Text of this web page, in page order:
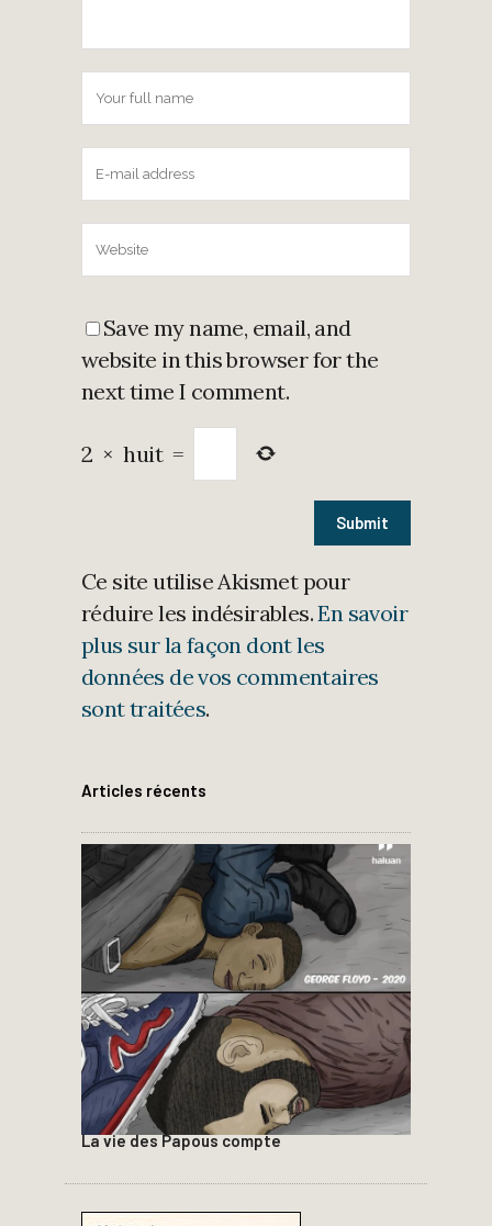
Save my name, email, and
website in this browser for the
next time I comment.
2 × huit =
Ce site utilise Akismet pour
réduire les indésirables.En savoir
plus sur la façon dont les
données de vos commentaires
sont traitées.
Articles récents
La vie des Papous compte